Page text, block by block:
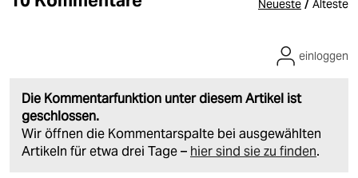
Neueste Älteste
Die Kommentarfunktion unter diesem Artikel ist
geschlossen.
Wir öffnen die Kommentarspalte bei ausgewählten
Artikeln für etwa drei Tage – hier sind sie zu finden.
einloggen